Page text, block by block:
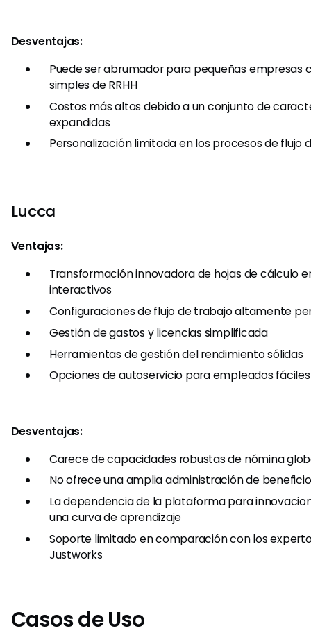
Desventajas:
Puede ser abrumador para pequeñas empresas
simples de RRHH
Costos más altos debido a un conjunto de
expandidas
Personalización limitada en los procesos de flujo
Lucca
Ventajas:
Transformación innovadora de hojas de cálculo
interactivos
Configuraciones de flujo de trabajo altamente
Gestión de gastos y licencias simplificada
Herramientas de gestión del rendimiento sólidas
Opciones de autoservicio para empleados
Desventajas:
Carece de capacidades robustas de nómina
No ofrece una amplia administración de
La dependencia de la plataforma para
una curva de aprendizaje
Soporte limitado en comparación con los
Justworks
Casos de Uso